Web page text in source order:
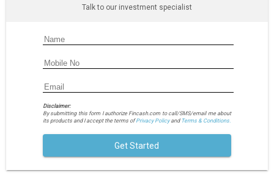
Talk to our investment specialist
Disclaimer:
By submitting this form I authorize Fincash.com to call/SMS/email me about
its products and I accept the terms ofPrivacy Policyand Terms & Conditions.
Get Started